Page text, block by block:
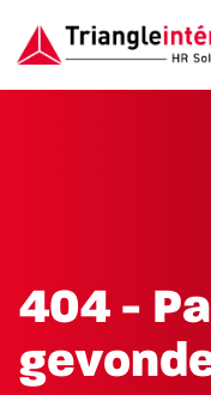
404 -